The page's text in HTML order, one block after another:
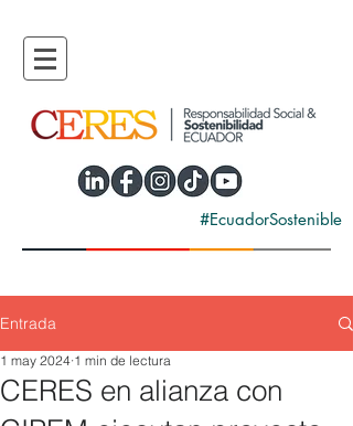
#EcuadorSostenible
Entrada
CERES en alianza con
1 may 2024 1 min de lectura